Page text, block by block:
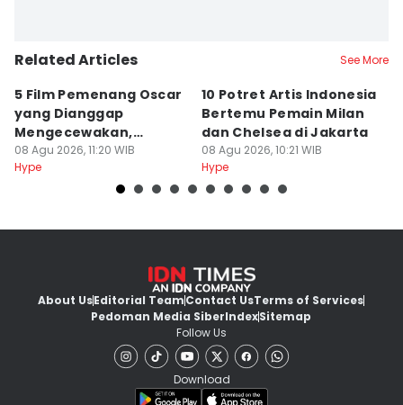
Related Articles See More
5 Film Pemenang Oscar
yang Dianggap
Mengecewakan,
Kenapa?
08 Agu 2026, 11:20 WIB
Hype
10 Potret Artis Indonesia
Bertemu Pemain Milan
dan Chelsea di Jakarta
08 Agu 2026, 10:21 WIB
Hype
About UsEditorial TeamContact UsTerms of Services
Pedoman Media SiberIndexSitemap
Follow Us
Download